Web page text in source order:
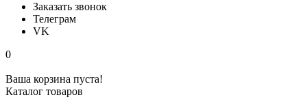
Заказать звонок
Телеграм
VK
0
Ваша корзина пуста!
Каталог товаров